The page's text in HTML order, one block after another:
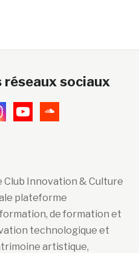
réseaux sociaux
Club Innovation & Culture
plateforme
de formation et
technologique et
artistique,